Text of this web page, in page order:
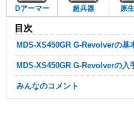
Dアーマー 超兵器 原
目次
MDS-XS450GR G-Revolverの
MDS-XS450GR G-Revolverの入
みんなのコメント